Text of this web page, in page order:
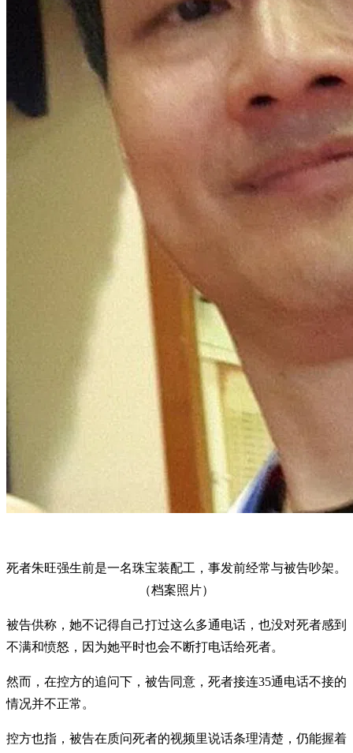
死者朱旺强生前是一名珠宝装配工，事发前经常与被告吵架。
（档案照片）
被告供称，她不记得自己打过这么多通电话，也没对死者感到
不满和愤怒，因为她平时也会不断打电话给死者。
然而，在控方的追问下，被告同意，死者接连35通电话不接的
情况并不正常。
控方也指，被告在质问死者的视频里说话条理清楚，仍能握着